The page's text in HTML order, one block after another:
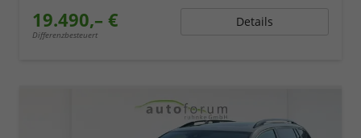
19.490,– €
Differenzbesteuert
Details